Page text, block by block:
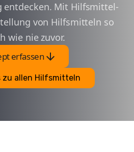
entdecken. Mit Hilfsmittel-
von Hilfsmitteln so
wie nie zuvor.
erfassenarrow_downward
zu allen Hilfsmitteln